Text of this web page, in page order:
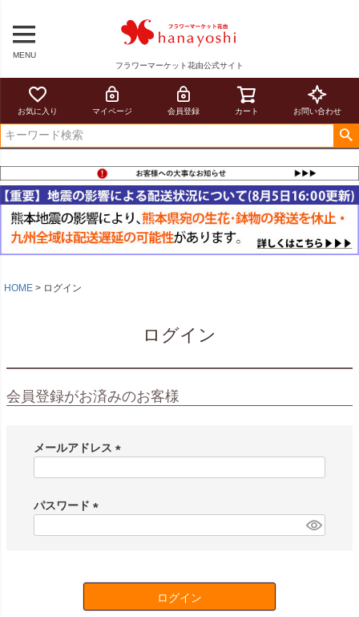
MENU
フラワーマーケット花由公式サイト
お気に入り マイページ 会員登録 カート お問い合わせ
HOME ログイン
ログイン
会員登録がお済みのお客様
メールアドレス
)
パスワード
ログイン